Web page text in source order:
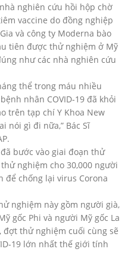
nghiên cứu hồi hộp chờ
vaccine do đồng nghiệp
và công ty Moderna bào
tiên được thử nghiệm ở Mỹ
như các nhà nghiên cứu
thể trong máu nhiều
nhân COVID-19 đã khỏi
trên tạp chí Y Khoa New
nói gì đi nữa,” Bác Sĩ
bước vào giai đoạn thử
nghiệm cho 30,000 người
để chống lại virus Corona
nghiệm này gồm người già,
gốc Phi và người Mỹ gốc La
đợt thử nghiệm cuối cùng sẽ
19 lớn nhất thế giới tính